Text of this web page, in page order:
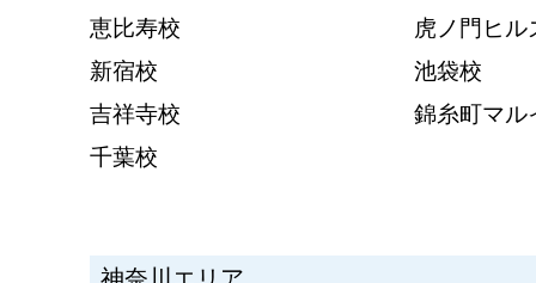
恵比寿校
虎ノ門ヒル
新宿校
池袋校
吉祥寺校
錦糸町マル
千葉校